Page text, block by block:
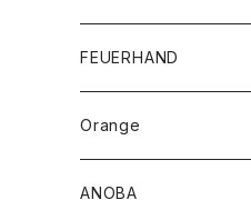
FEUERHAND
Orange
ANOBA